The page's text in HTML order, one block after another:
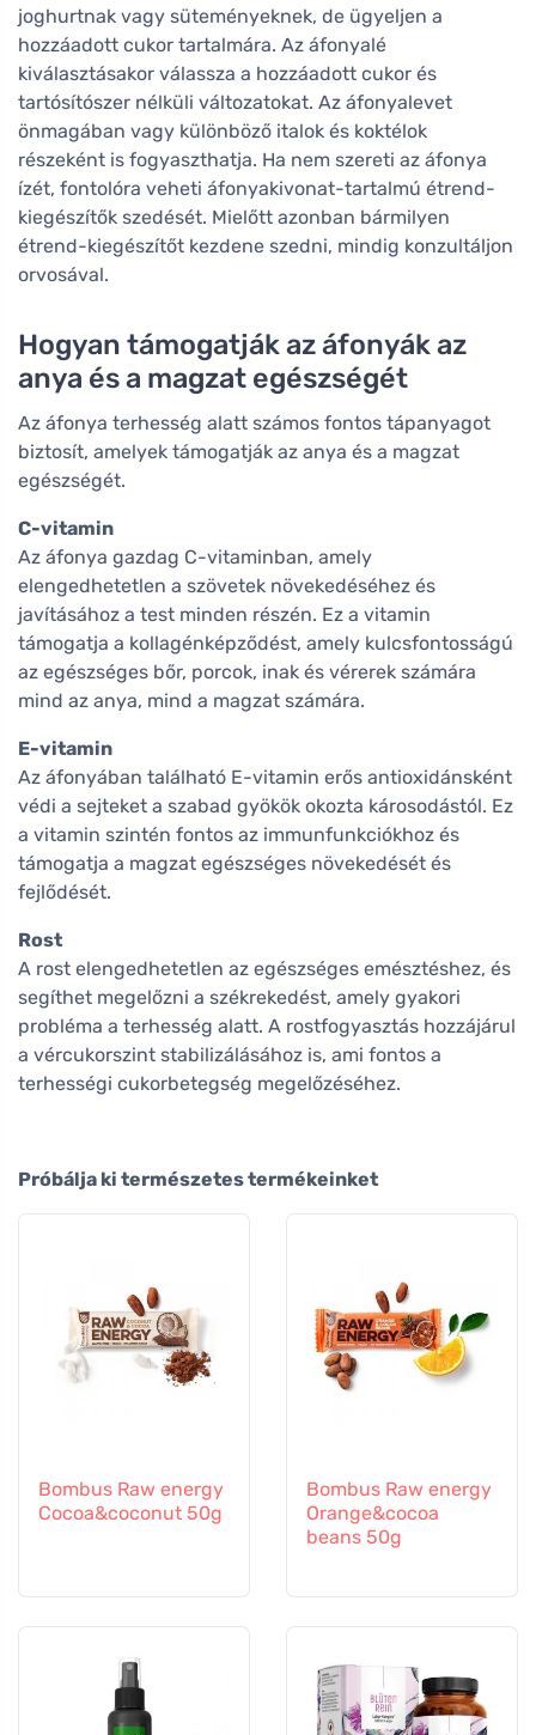
joghurtnak vagy süteményeknek, de ügyeljen a
hozzáadott cukor tartalmára. Az áfonyalé
kiválasztásakor válassza a hozzáadott cukor és
tartósítószer nélküli változatokat. Az áfonyalevet
önmagában vagy különböző italok és koktélok
részeként is fogyaszthatja. Ha nem szereti az áfonya
ízét, fontolóra veheti áfonyakivonat-tartalmú étrend-
kiegészítők szedését. Mielőtt azonban bármilyen
étrend-kiegészítőt kezdene szedni, mindig konzultáljon
orvosával.
Hogyan támogatják az áfonyák az
anya és a magzat egészségét
Az áfonya terhesség alatt számos fontos tápanyagot
biztosít, amelyek támogatják az anya és a magzat
egészségét.
C-vitamin
Az áfonya gazdag C-vitaminban, amely
elengedhetetlen a szövetek növekedéséhez és
javításához a test minden részén. Ez a vitamin
támogatja a kollagénképződést, amely kulcsfontosságú
az egészséges bőr, porcok, inak és vérerek számára
mind az anya, mind a magzat számára.
E-vitamin
Az áfonyában található E-vitamin erős antioxidánsként
védi a sejteket a szabad gyökök okozta károsodástól. Ez
a vitamin szintén fontos az immunfunkciókhoz és
támogatja a magzat egészséges növekedését és
fejlődését.
Rost
A rost elengedhetetlen az egészséges emésztéshez, és
segíthet megelőzni a székrekedést, amely gyakori
probléma a terhesség alatt. A rostfogyasztás hozzájárul
a vércukorszint stabilizálásához is, ami fontos a
terhességi cukorbetegség megelőzéséhez.
Próbálja ki természetes termékeinket
Bombus Raw energy
Cocoa&coconut 50g
Bombus Raw energy
Orange&cocoa
beans 50g